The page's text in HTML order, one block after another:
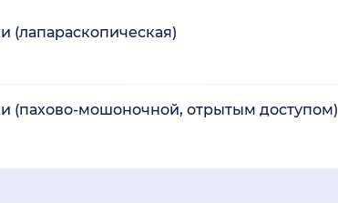
(лапараскопическая)
(пахово-мошоночной, отрытым доступом)